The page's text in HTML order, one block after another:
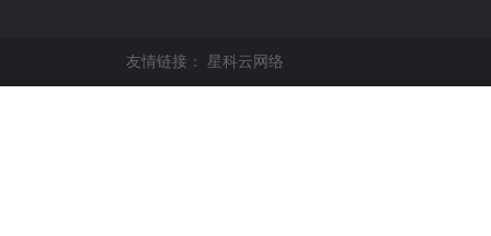
友情链接： 星科云网络